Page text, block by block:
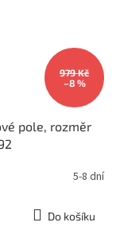
979 Kč
–8 %
pole, rozměr
5-8 dní
Do košíku